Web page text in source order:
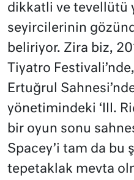
dikkatli ve tevellütü
seyircilerinin
beliriyor. Zira biz,
Tiyatro
Ertuğrul
yönetimindeki ‘III.
bir oyun sonu
Spacey’i tam da bu
tepetaklak mevta